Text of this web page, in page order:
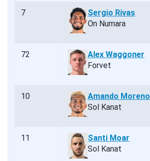
7
Sergio Rivas
On Numara
72
Alex Waggoner
Forvet
10
Amando Moreno
Sol Kanat
11
Santi Moar
Sol Kanat